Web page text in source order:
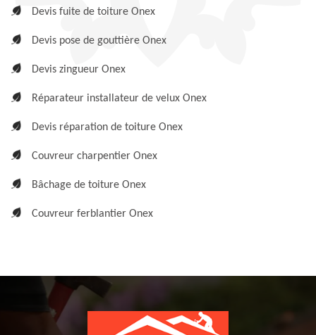
Devis fuite de toiture Onex
Devis pose de gouttière Onex
Devis zingueur Onex
Réparateur installateur de velux Onex
Devis réparation de toiture Onex
Couvreur charpentier Onex
Bâchage de toiture Onex
Couvreur ferblantier Onex